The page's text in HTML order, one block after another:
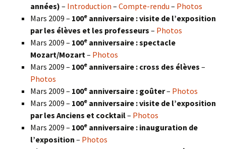
années) – Introduction – Compte-rendu – Photos
Mars 2009 – 100e anniversaire : visite de l’exposition
par les élèves et les professeurs – Photos
Mars 2009 – 100e anniversaire : spectacle
Mozart/Mozart – Photos
Mars 2009 – 100e anniversaire : cross des élèves –
Photos
Mars 2009 – 100e anniversaire : goûter– Photos
Mars 2009 – 100e anniversaire : visite de l’exposition
par les Anciens et cocktail– Photos
Mars 2009 – 100e anniversaire : inauguration de
l’exposition – Photos